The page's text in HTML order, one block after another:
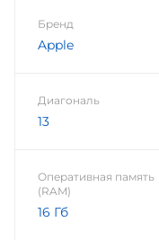
Бренд
Apple
Диагональ
13
Оперативная память
(RAM)
16 Гб